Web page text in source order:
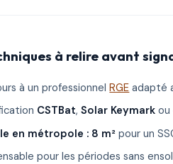
à relire avant
à un professionnelRGE adapté
CSTBat,Solar Keymark ou
en métropole : 8 m² pour un
pour les périodes sans